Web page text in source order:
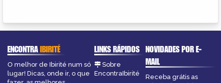
ENCONTRAIBIRITÉ
O melhor de Ibirité num só
lugar! Dicas, onde ir, o que
LINKS RÁPIDOS
Sobre
EncontraIbirité
NOVIDADES POR E-
MAIL
Receba grátis as